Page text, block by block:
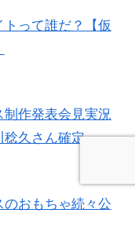
って誰だ？【仮
作発表会見実況
稔久さん確定
おもちゃ続々公